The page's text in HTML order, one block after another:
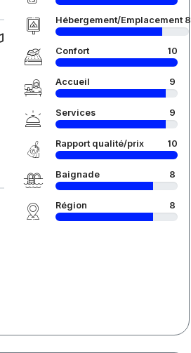
Hébergement/Emplacement 8
Confort 10
Accueil 9
Services 9
Rapport qualité/prix 10
Baignade 8
Région 8